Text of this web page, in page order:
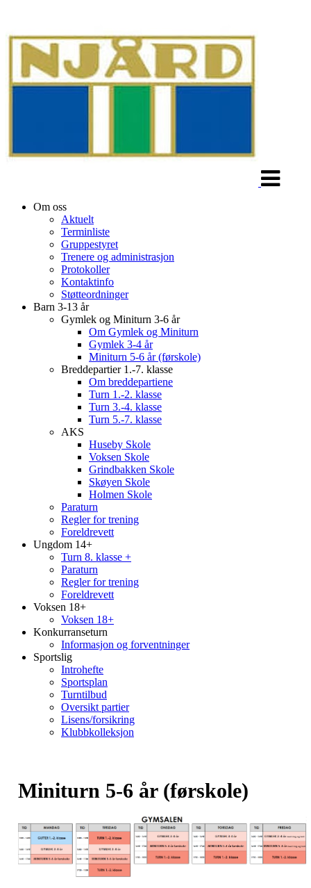
Om oss
Aktuelt
Terminliste
Gruppestyret
Trenere og administrasjon
Protokoller
Kontaktinfo
Støtteordninger
Barn 3-13 år
Gymlek og Miniturn 3-6 år
Om Gymlek og Miniturn
Gymlek 3-4 år
Miniturn 5-6 år (førskole)
Breddepartier 1.-7. klasse
Om breddepartiene
Turn 1.-2. klasse
Turn 3.-4. klasse
Turn 5.-7. klasse
AKS
Huseby Skole
Voksen Skole
Grindbakken Skole
Skøyen Skole
Holmen Skole
Paraturn
Regler for trening
Foreldrevett
Ungdom 14+
Turn 8. klasse +
Paraturn
Regler for trening
Foreldrevett
Voksen 18+
Voksen 18+
Konkurranseturn
Informasjon og forventninger
Sportslig
Introhefte
Sportsplan
Turntilbud
Oversikt partier
Lisens/forsikring
Klubbkolleksjon
Miniturn 5-6 år (førskole)